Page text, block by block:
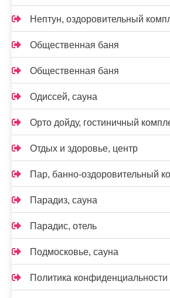
Нептун, оздоровительный
Общественная баня
Общественная баня
Одиссей, сауна
Орто дойду, гостиничный
Отдых и здоровье, центр
Пар, банно-оздоровительный
Парадиз, сауна
Парадис, отель
Подмосковье, сауна
Политика конфиденциальности